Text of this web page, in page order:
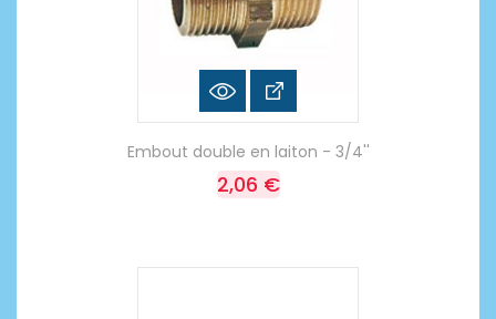
Embout double en laiton - 3/4''
2,06 €